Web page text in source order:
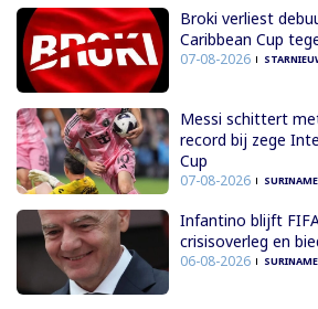
Broki verliest
Caribbean Cup
07-08-2026
Messi schittert
record bij zege
Cup
07-08-2026
Infantino blijft
crisisoverleg en
06-08-2026